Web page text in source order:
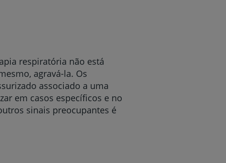
respiratória não está
agravá-la. Os
associado a uma
em casos específicos e no
sinais preocupantes é